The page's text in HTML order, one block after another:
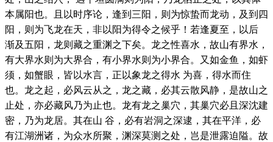
本属阳也。且以时序论，逢到三阳，则为惊蛰而龙动，及到四
阳，则为飞龙在天，非以阳为得令之候乎！若逢夏至，以后
渐及五阳，龙则藏之重渊之下矣。龙之性喜水，故山有界水，
有大界水则为大界合，有小界水则为小界合。又如金鱼，如虾
须，如蟹眼，皆以水言，正以象龙之得水 为喜，得水而住
也。龙之起，必风云从之，龙之藏，必其云散风静，是故山之
止处，亦必藏风乃为止也。龙有龙之巢穴，其巢穴必且深沈建
密，乃为龙居。其在山 谷，必有岩洞之深逮，其在平洋，必
有江湖洲诸，为众水所聚，渊深莫测之处，岂是泄露迫隘。故